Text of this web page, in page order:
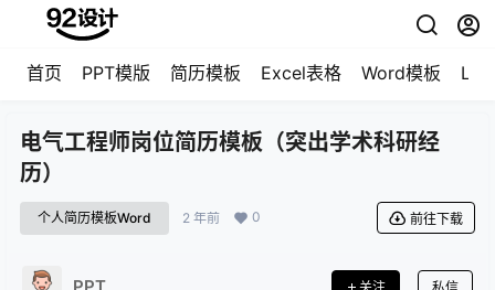
首页 PPT模版 简历模板 Excel表格 Word模板
电气工程师岗位简历模板（突出学术科研经
历）
个人简历模板Word 2 年前 0 前往下载
PPT